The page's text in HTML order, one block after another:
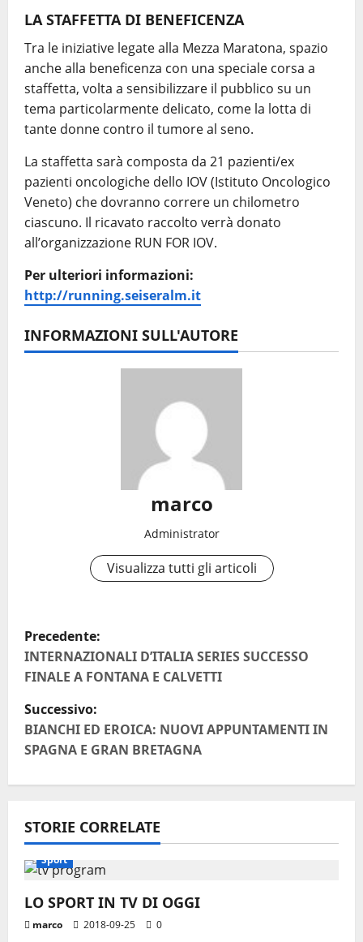
LA STAFFETTA DI BENEFICENZA
Tra le iniziative legate alla Mezza Maratona, spazio
anche alla beneficenza con una speciale corsa a
staffetta, volta a sensibilizzare il pubblico su un
tema particolarmente delicato, come la lotta di
tante donne contro il tumore al seno.
La staffetta sarà composta da 21 pazienti/ex
pazienti oncologiche dello IOV (Istituto Oncologico
Veneto) che dovranno correre un chilometro
ciascuno. Il ricavato raccolto verrà donato
all’organizzazione RUN FOR IOV.
Per ulteriori informazioni:
http://running.seiseralm.it
INFORMAZIONI SULL'AUTORE
marco
Administrator
Visualizza tutti gli articoli
N
a
v
i
z
i
o
Precedente:
INTERNAZIONALI D’ITALIA SERIES SUCCESSO
FINALE A FONTANA E CALVETTI
Successivo:
BIANCHI ED EROICA: NUOVI APPUNTAMENTI IN
SPAGNA E GRAN BRETAGNA
STORIE CORRELATE
Sport
LO SPORT IN TV DI OGGI
marco 2018-09-25
0